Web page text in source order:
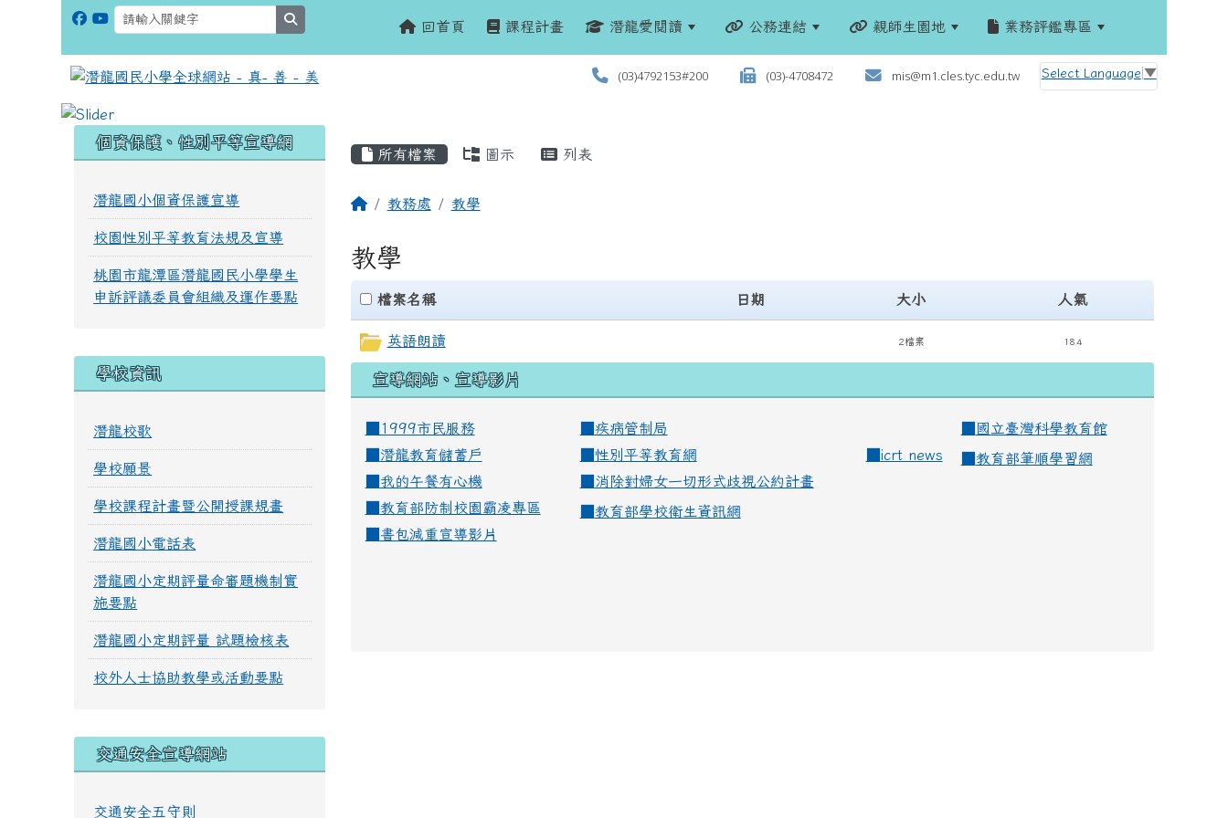
回首頁 課程計畫 潛龍愛閱讀 公務連結 親師生園地 業務評鑑專區
(03)4792153#200 (03)-4708472 mis@m1.cles.tyc.edu.tw Select Language ▼
所有檔案 圖示 列表
教務處 教學
教學
clickAll
檔案名稱 日期 大小 人氣
英語朗讀 2檔案 184
宣導網站、宣導影片
■1999市民服務 疾病管制局
國立臺灣科學教育館
潛龍教育儲蓄戶 性別平等教育網 icrt news
教育部筆順學習網
我的午餐有心機
消除對婦女一切形式歧視公約計畫
教育部防制校園霸凌專區
教育部學校衛生資訊網
書包減重宣導影片
個資保護、性別平等宣導網
潛龍國小個資保護宣導
校園性別平等教育法規及宣導
桃園市龍潭區潛龍國民小學學生
申訴評議委員會組織及運作要點
學校資訊
潛龍校歌
學校願景
學校課程計畫暨公開授課規畫
潛龍國小電話表
潛龍國小定期評量命審題機制實
施要點
潛龍國小定期評量 試題檢核表
校外人士協助教學或活動要點
交通安全宣導網站
交通安全五守則